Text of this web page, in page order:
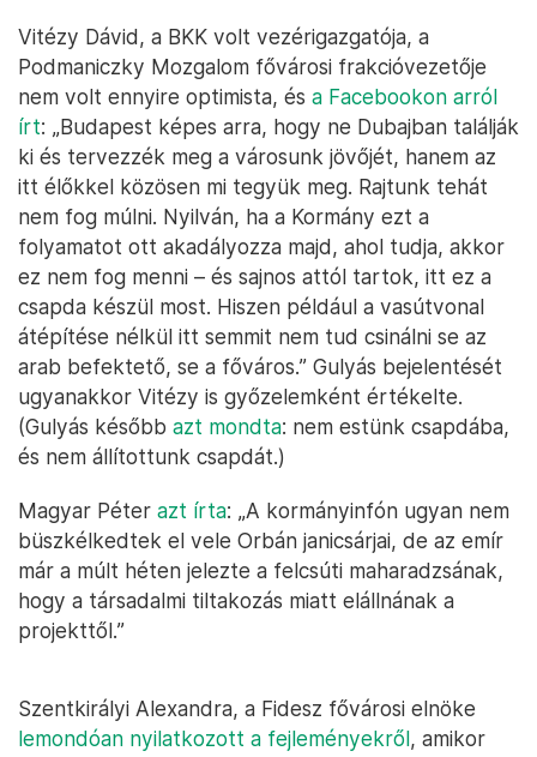
Vitézy Dávid, a BKK volt vezérigazgatója, a
Podmaniczky Mozgalom fővárosi frakcióvezetője
nem volt ennyire optimista, és a Facebookon arról
írt: „Budapest képes arra, hogy ne Dubajban találják
ki és tervezzék meg a városunk jövőjét, hanem az
itt élőkkel közösen mi tegyük meg. Rajtunk tehát
nem fog múlni. Nyilván, ha a Kormány ezt a
folyamatot ott akadályozza majd, ahol tudja, akkor
ez nem fog menni – és sajnos attól tartok, itt ez a
csapda készül most. Hiszen például a vasútvonal
átépítése nélkül itt semmit nem tud csinálni se az
arab befektető, se a főváros.” Gulyás bejelentését
ugyanakkor Vitézy is győzelemként értékelte.
(Gulyás később azt mondta: nem estünk csapdába,
és nem állítottunk csapdát.)
Magyar Péter azt írta: „A kormányinfón ugyan nem
büszkélkedtek el vele Orbán janicsárjai, de az emír
már a múlt héten jelezte a felcsúti maharadzsának,
hogy a társadalmi tiltakozás miatt elállnának a
projekttől.”
Szentkirályi Alexandra, a Fidesz fővárosi elnöke
lemondóan nyilatkozott a fejleményekről, amikor